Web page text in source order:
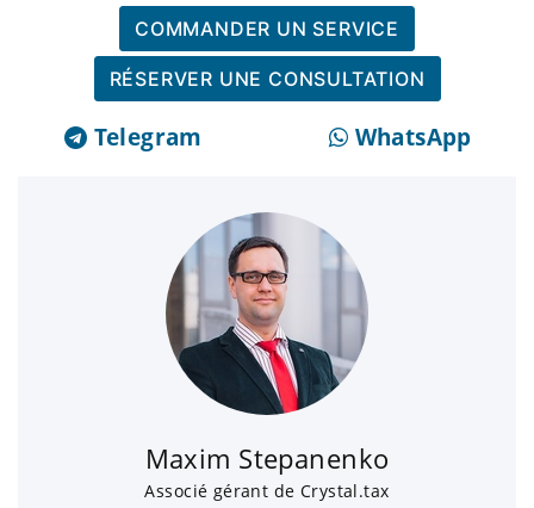
COMMANDER UN SERVICE
RÉSERVER UNE CONSULTATION
Telegram WhatsApp
Maxim Stepanenko
Associé gérant de Crystal.tax